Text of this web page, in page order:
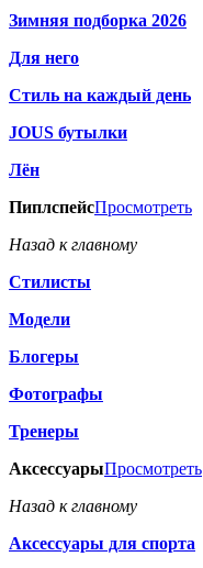
Зимняя подборка 2026
Для него
Стиль на каждый день
JOUS бутылки
Лён
ПиплспейсПросмотреть
Назад к главному
Стилисты
Модели
Блогеры
Фотографы
Тренеры
АксессуарыПросмотреть
Назад к главному
Аксессуары для спорта